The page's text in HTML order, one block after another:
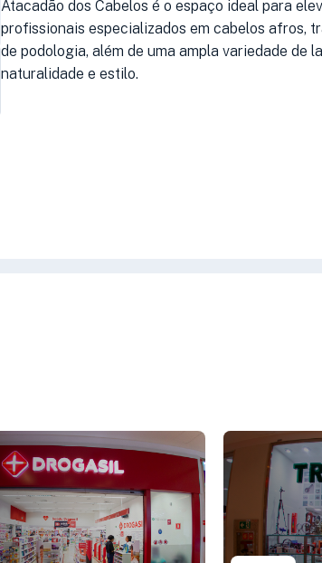
Atacadão dos Cabelos é o espaço ideal para
profissionais especializados em cabelos afros,
de podologia, além de uma ampla variedade de
naturalidade e estilo.